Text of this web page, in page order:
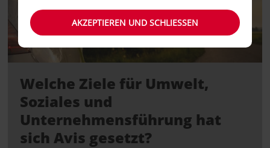
Welche Ziele für Umwelt,
Soziales und
Unternehmensführung hat
sich Avis gesetzt?
AKZEPTIEREN UND SCHLIESSEN